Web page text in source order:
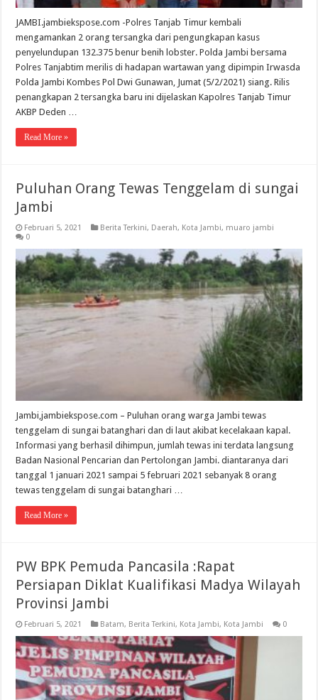
JAMBI.jambiekspose.com -Polres Tanjab Timur kembali
mengamankan 2 orang tersangka dari pengungkapan kasus
penyelundupan 132.375 benur benih lobster. Polda Jambi bersama
Polres Tanjabtim merilis di hadapan wartawan yang dipimpin Irwasda
Polda Jambi Kombes Pol Dwi Gunawan, Jumat (5/2/2021) siang. Rilis
penangkapan 2 tersangka baru ini dijelaskan Kapolres Tanjab Timur
AKBP Deden …
Read More »
Puluhan Orang Tewas Tenggelam di sungai
Jambi
Februari 5, 2021 Berita Terkini, Daerah, Kota Jambi, muaro jambi
0
Jambi,jambiekspose.com – Puluhan orang warga Jambi tewas
tenggelam di sungai batanghari dan di laut akibat kecelakaan kapal.
Informasi yang berhasil dihimpun, jumlah tewas ini terdata langsung
Badan Nasional Pencarian dan Pertolongan Jambi. diantaranya dari
tanggal 1 januari 2021 sampai 5 februari 2021 sebanyak 8 orang
tewas tenggelam di sungai batanghari …
Read More »
PW BPK Pemuda Pancasila :Rapat
Persiapan Diklat Kualifikasi Madya Wilayah
Provinsi Jambi
Februari 5, 2021 Batam, Berita Terkini, Kota Jambi, Kota Jambi 0